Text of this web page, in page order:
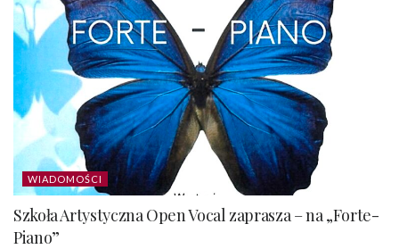
WIADOMOŚCI
Szkoła Artystyczna Open Vocal zaprasza – na „Forte-
Piano”